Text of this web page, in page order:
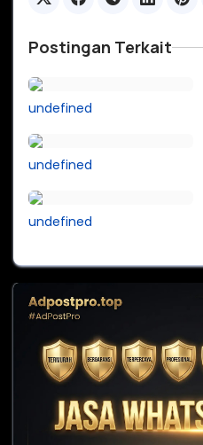
Postingan Terkait
undefined
undefined
undefined